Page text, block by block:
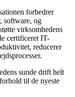
forbedrer
software, og
virksomhedens
certificeret IT-
reducerer
sunde drift helt
til de nyeste